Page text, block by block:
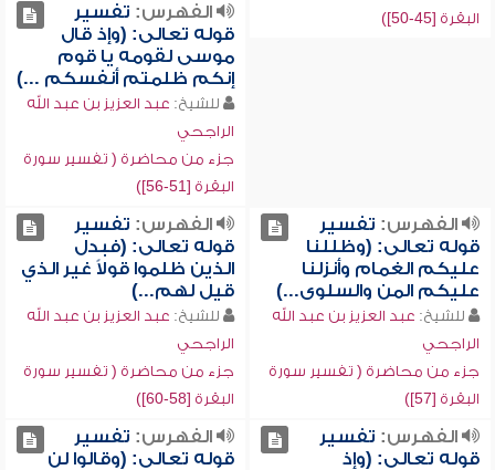
البقرة [45-50])
الفهرس: تفسير
قوله تعالى: (وإذ قال
موسى لقومه يا قوم
إنكم ظلمتم أنفسكم ...)
للشيخ: عبد العزيز بن عبد الله
الراجحي
جزء من محاضرة ( تفسير سورة
البقرة [51-56])
الفهرس: تفسير
قوله تعالى: (وظللنا
عليكم الغمام وأنزلنا
عليكم المن والسلوى...)
للشيخ: عبد العزيز بن عبد الله
الراجحي
جزء من محاضرة ( تفسير سورة
البقرة [57])
الفهرس: تفسير
قوله تعالى: (فبدل
الذين ظلموا قولاً غير الذي
قيل لهم...)
للشيخ: عبد العزيز بن عبد الله
الراجحي
جزء من محاضرة ( تفسير سورة
البقرة [58-60])
الفهرس: تفسير
قوله تعالى: (وإذ
الفهرس: تفسير
قوله تعالى: (وقالوا لن